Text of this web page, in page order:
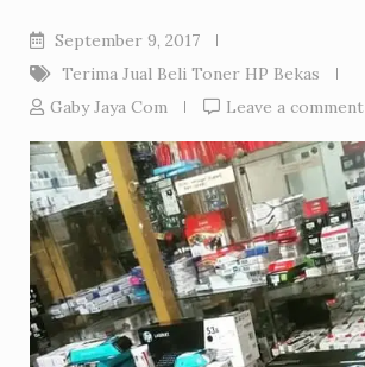
September 9, 2017
Terima Jual Beli Toner HP Bekas
Gaby Jaya Com
Leave a comment